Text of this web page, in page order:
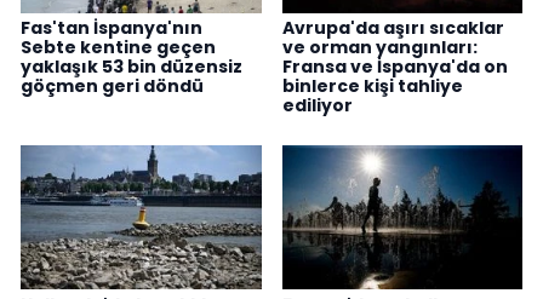
Fas'tan İspanya'nın
Sebte kentine geçen
yaklaşık 53 bin düzensiz
göçmen geri döndü
Avrupa'da aşırı sıcaklar
ve orman yangınları:
Fransa ve İspanya'da on
binlerce kişi tahliye
ediliyor